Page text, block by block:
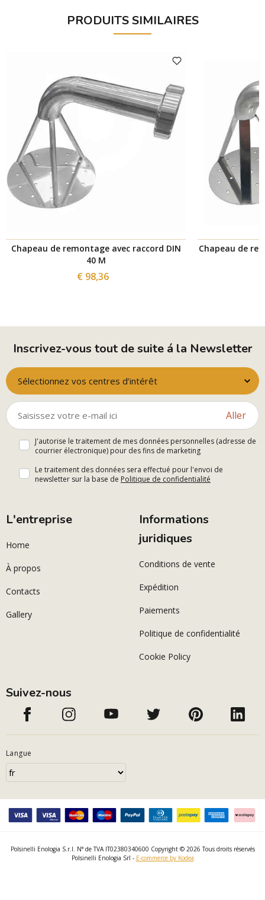
PRODUITS SIMILAIRES
Chapeau de remontage avec raccord DIN
40 M
€ 98,36
Chapeau de
Inscrivez-vous tout de suite á la Newsletter
Sélectionnez vos centres d’intérêt
Aller
J'autorise le traitement de mes données personnelles (adresse de
courrier électronique) pour des fins de marketing
Le traitement des données sera effectué pour l'envoi de
newsletter sur la base de Politique de confidentialité
L'entreprise
Home
À propos
Contacts
Gallery
Informations
juridiques
Conditions de vente
Expédition
Paiements
Politique de confidentialité
Cookie Policy
Suivez-nous
Langue
Polsinelli Enologia S.r.l. N° de TVA IT02380340600 Copyright © 2026 Tous droits réservés
Polsinelli Enologia Srl - E-commerce by Kodea